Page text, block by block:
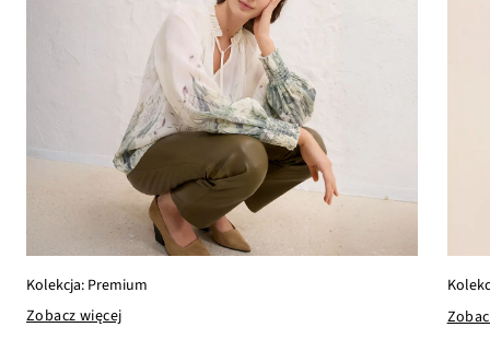
Kolekcja: Premium
Zobacz więcej